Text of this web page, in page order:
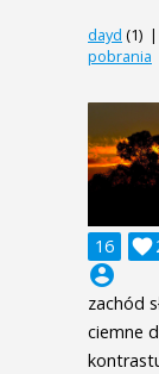
dayd (1) |
pobrania
16 
account_circle
zachód
ciemne